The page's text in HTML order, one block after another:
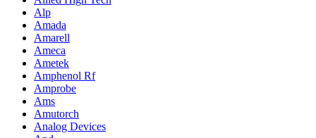
Alp
Amada
Amarell
Ameca
Ametek
Amphenol Rf
Amprobe
Ams
Amutorch
Analog Devices